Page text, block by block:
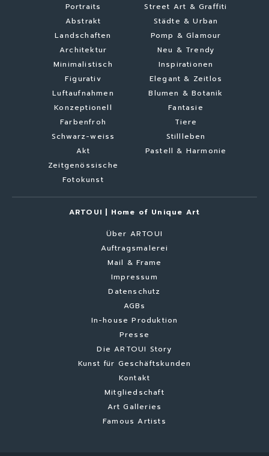
Portraits
Abstrakt
Landschaften
Architektur
Minimalistisch
Figurativ
Luftaufnahmen
Konzeptionell
Farbenfroh
Schwarz-weiss
Akt
Zeitgenössische
Fotokunst
Street Art & Graffiti
Städte & Urban
Pomp & Glamour
Neu & Trendy
Inspirationen
Elegant & Zeitlos
Blumen & Botanik
Fantasie
Tiere
Stillleben
Pastell & Harmonie
ARTOUI | Home of Unique Art
Über ARTOUI
Auftragsmalerei
Mail & Frame
Impressum
Datenschutz
AGBs
In-house Produktion
Presse
Die ARTOUI Story
Kunst für Geschäftskunden
Kontakt
Mitgliedschaft
Art Galleries
Famous Artists